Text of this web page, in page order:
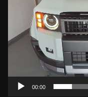
ー
00:00